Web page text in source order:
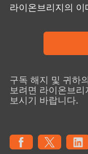
라이온브리지의
구독 해지 및 귀하
보려면 라이온브리
보시기 바랍니다.